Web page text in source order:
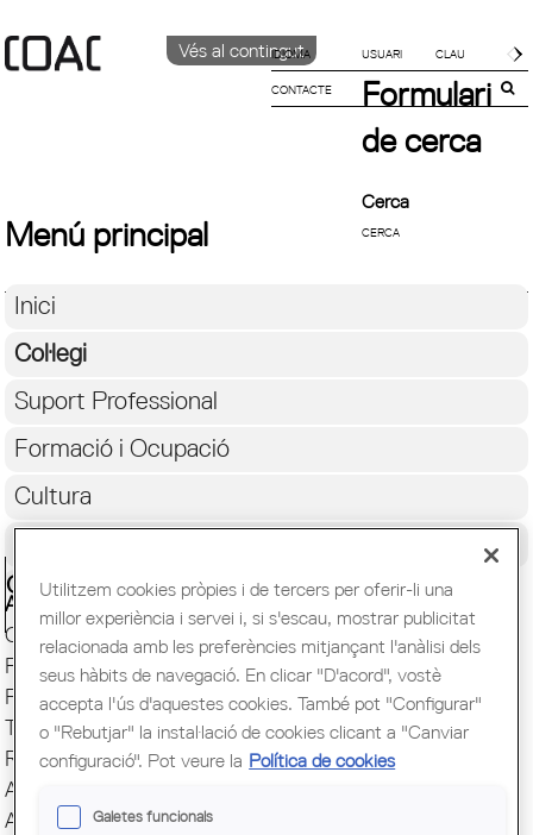
Vés al contingut
IDIOMA
CATALÀ
CONTACTE
Formulari
de cerca
Cerca
Menú principal
Inici
Col·legi
Suport Professional
Formació i Ocupació
Cultura
Ciutadania
Actualitat
Capital Mundial BCN 2026
Presentació
Finestreta única
Transparència
Responsabilitat Social
ArquiEscola
Agrupacions
Utilitzem cookies pròpies i de tercers per oferir-li una
millor experiència i servei i, si s'escau, mostrar publicitat
relacionada amb les preferències mitjançant l'anàlisi dels
seus hàbits de navegació. En clicar "D'acord", vostè
accepta l'ús d'aquestes cookies. També pot "Configurar"
o "Rebutjar" la instal·lació de cookies clicant a "Canviar
configuració". Pot veure la Política de cookies
Galetes funcionals